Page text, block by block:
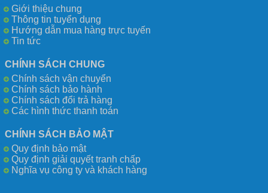
Giới thiệu chung
Thông tin tuyển dụng
Hướng dẫn mua hàng trực tuyến
Tin tức
CHÍNH SÁCH CHUNG
Chính sách vận chuyển
Chính sách bảo hành
Chính sách đổi trả hàng
Các hình thức thanh toán
CHÍNH SÁCH BẢO MẬT
Quy định bảo mật
Quy định giải quyết tranh chấp
Nghĩa vụ công ty và khách hàng